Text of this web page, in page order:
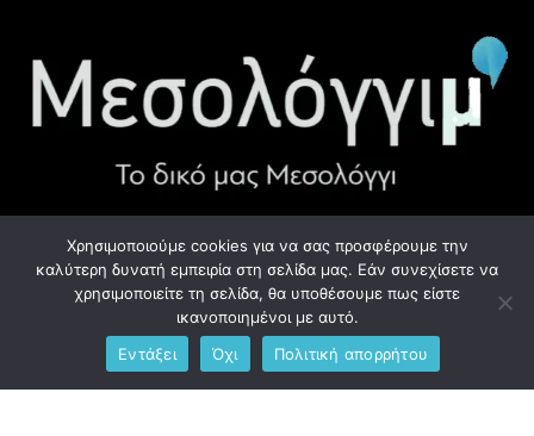
ΧΡΉΣΙΜΑ LINK
Προσωπικά Δεδομένα - GDPR
Ανδρέου Λόντου 1, Μεσολόγγι 302 00
Χρησιμοποιούμε cookies για να σας προσφέρουμε την
καλύτερη δυνατή εμπειρία στη σελίδα μας. Εάν συνεχίσετε να
χρησιμοποιείτε τη σελίδα, θα υποθέσουμε πως είστε
ικανοποιημένοι με αυτό.
Εντάξει
Όχι Πολιτική απορρήτου